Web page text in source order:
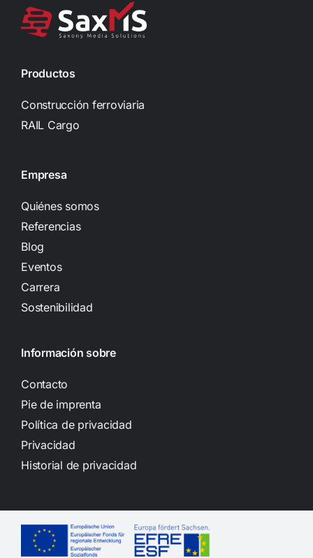
Productos
Construcción ferroviaria
RAIL Cargo
Empresa
Quiénes somos
Referencias
Blog
Eventos
Carrera
Sostenibilidad
Información sobre
Contacto
Pie de imprenta
Política de privacidad
Privacidad
Historial de privacidad